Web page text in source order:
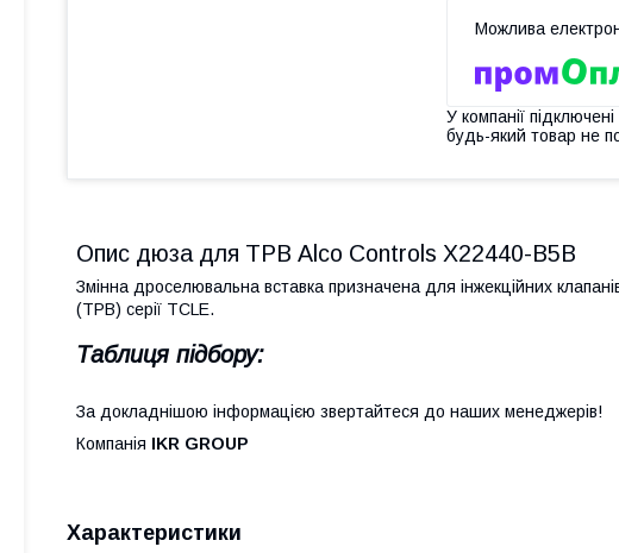
У компанії
будь-який товар не
Опис дюза для ТРВ Alco Controls X22440-B5B
Змінна дроселювальна вставка призначена для інжекційних
(ТРВ) серії TCLE.
Таблиця підбору:
За докладнішою інформацією звертайтеся до наших менеджерів!
Компанія IKR GROUP
Характеристики